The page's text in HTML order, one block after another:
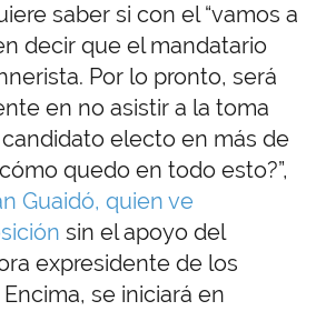
saber si con el “vamos a
decir que el mandatario
Por lo pronto, será
en no asistir a la toma
electo en más de
cómo quedo en todo esto?”,
Guaidó, quien ve
sin el apoyo del
expresidente de los
se iniciará en